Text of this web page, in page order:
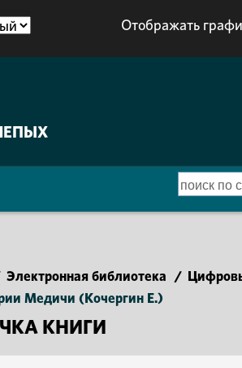
Отображать
Электронная библиотека /
Медичи (Кочергин Е.)
КНИГИ